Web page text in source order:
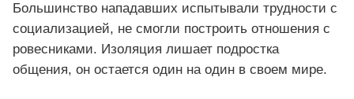
Большинство нападавших испытывали трудности с
социализацией, не смогли построить отношения с
ровесниками. Изоляция лишает подростка
общения, он остается один на один в своем мире.